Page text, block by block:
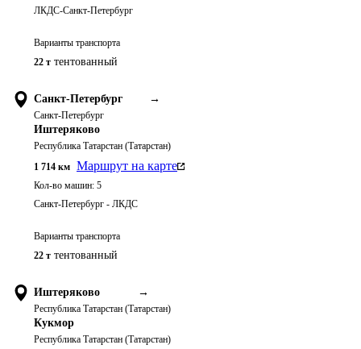
ЛКДС-Санкт-Петербург
Варианты транспорта
22 т тентованный
Санкт-Петербург →
Санкт-Петербург
Иштеряково
Республика Татарстан (Татарстан)
1 714 км Маршрут на карте
Кол-во машин: 5
Санкт-Петербург - ЛКДС
Варианты транспорта
22 т тентованный
Иштеряково →
Республика Татарстан (Татарстан)
Кукмор
Республика Татарстан (Татарстан)